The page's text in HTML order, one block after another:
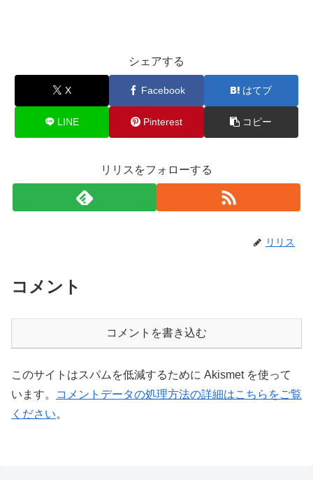
シェアする
X Facebook はてブ
LINE Pinterest コピー
リリスをフォローする
リリス
コメント
コメントを書き込む
このサイトはスパムを低減するために Akismet を使って
います。
コメントデータの処理方法の詳細はこちらをご覧
ください。